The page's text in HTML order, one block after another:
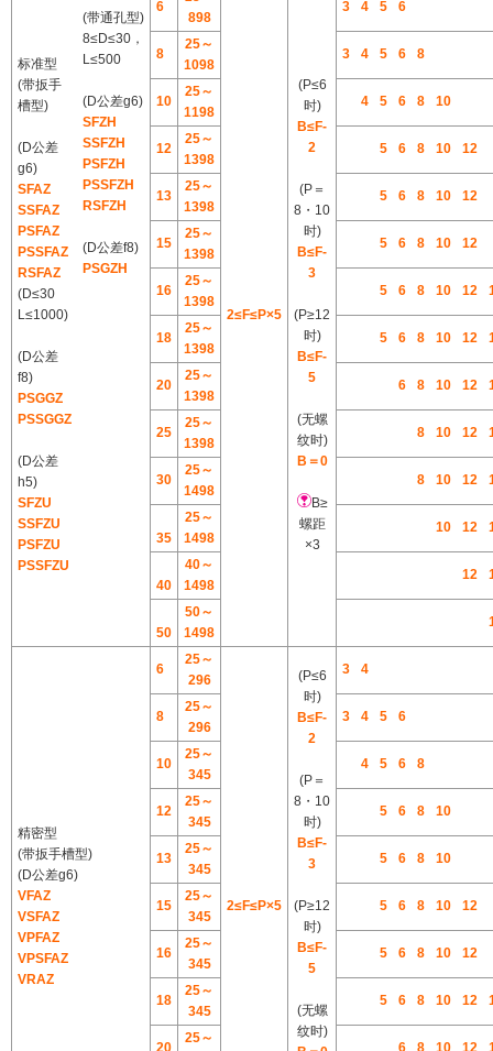
标准型
(带扳手
槽型)
(D公差
g6)
SFAZ
SSFAZ
PSFAZ
PSSFAZ
RSFAZ
(D≤30
L≤1000)
(D公差
f8)
PSGGZ
PSSGGZ
(D公差
h5)
SFZU
SSFZU
PSFZU
PSSFZU
(带通孔型)
8≤D≤30，
L≤500
(D公差g6)
SFZH
SSFZH
PSFZH
PSSFZH
RSFZH
(D公差f8)
PSGZH
6
898
2≤F≤P×5
(P≤6
时)
B≤F-
2
(P＝
8・10
时)
B≤F-
3
(P≥12
时)
B≤F-
5
(无螺
纹时)
B＝0
B≥
螺距
×3
3 4 5 6
8
25～
1098
3 4 5 6 8
10
25～
1198
4 5 6 8 10
12
25～
1398
5 6 8 10 12
13
25～
1398
5 6 8 10 12
15
25～
1398
5 6 8 10 12
16
25～
1398
5 6 8 10 12
18
25～
1398
5 6 8 10 12
20
25～
1398
6 8 10 12
25
25～
1398
8 10 12
30
25～
1498
8 10 12
35
25～
1498
10 12
40
40～
1498
12
50
50～
1498
精密型
(带扳手槽型)
(D公差g6)
VFAZ
VSFAZ
VPFAZ
VPSFAZ
VRAZ
6
25～
296
2≤F≤P×5
(P≤6
时)
B≤F-
2
(P＝
8・10
时)
B≤F-
3
(P≥12
时)
B≤F-
5
(无螺
纹时)
3 4
8
25～
296
3 4 5 6
10
25～
345
4 5 6 8
12
25～
345
5 6 8 10
13
25～
345
5 6 8 10
15
25～
345
5 6 8 10 12
16
25～
345
5 6 8 10 12
18
25～
345
5 6 8 10 12
25～